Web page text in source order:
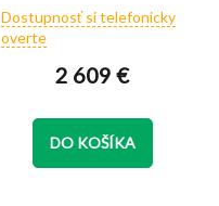
Priemerné
hodnotenie
je
5
hviezdičiek.
Dostupnosť si telefonicky
overte
2 609 €
DO KOŠÍKA